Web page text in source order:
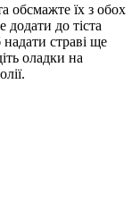
обсмажте їх з обох
додати до тіста
страві ще
оладки на